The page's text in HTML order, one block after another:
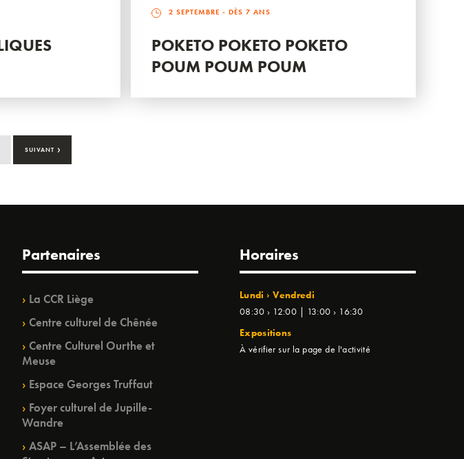
2 SEPTEMBRE - DÈS 7 ANS
POKETO POKETO POKETO
POUM POUM POUM
SUIVANT ›
Partenaires
La CCR Liège
Centre culturel de Chênée
Centre Culturel Ourthe et
Meuse
Espace Georges Truffaut
Foyer culturel de Jupille-
Wandre
ASAP – L’Assemblée des
Horaires
Lundi › Vendredi
08:30 › 12:00 | 13:00 › 16:30
Expositions
À vérifier sur la page de l'activité